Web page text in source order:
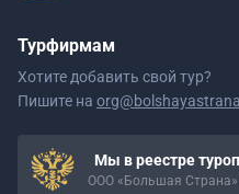
Турфирмам
Хотите добавить свой тур?
Пишите на
Мы в реестре
ООО «Большая